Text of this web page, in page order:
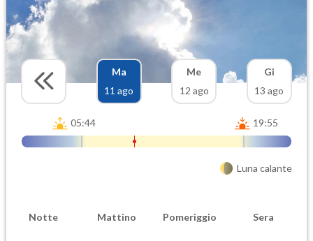
Ma
11 ago
Me
12 ago
Gi
13 ago
05:44 19:55
Luna calante
Notte Mattino Pomeriggio Sera